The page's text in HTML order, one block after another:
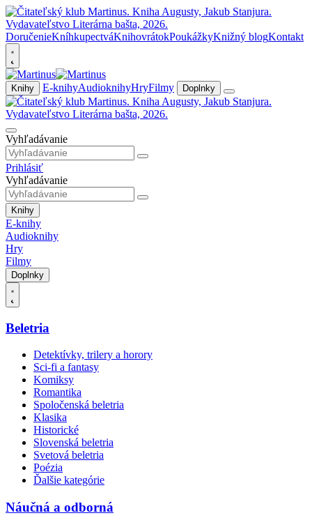
DoručenieKníhkupectváKnihovrátokPoukážkyKnižný blogKontakt
Knihy E-knihyAudioknihyHryFilmy Doplnky
Vyhľadávanie
Prihlásiť
Vyhľadávanie
Knihy
E-knihy
Audioknihy
Hry
Filmy
Doplnky
Beletria
Detektívky, trilery a horory
Sci-fi a fantasy
Komiksy
Romantika
Spoločenská beletria
Klasika
Historické
Slovenská beletria
Svetová beletria
Poézia
Ďalšie kategórie
Náučná a odborná